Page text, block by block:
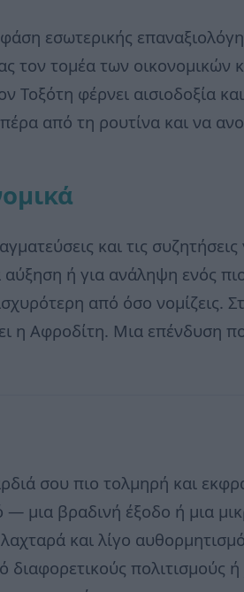
εσωτερικής
τον τομέα των οικονομικών
Τοξότη φέρνει αισιοδοξία
από τη ρουτίνα και να
και τις
αύξηση ή για ανάληψη ενός
από όσο νομίζεις.
η Αφροδίτη. Μια επένδυση
σου πιο τολμηρή και
— μια βραδινή έξοδο ή μια
και λίγο
πολιτισμούς